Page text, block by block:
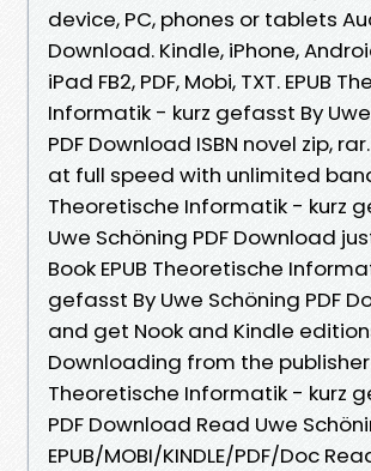
device, PC, phones or tablets
Download. Kindle, iPhone,
iPad FB2, PDF, Mobi, TXT. EPUB
Informatik - kurz gefasst By
PDF Download ISBN novel zip,
at full speed with unlimited
Theoretische Informatik - kurz
Uwe Schöning PDF Download
Book EPUB Theoretische
gefasst By Uwe Schöning PDF
and get Nook and Kindle
Downloading from the publisher
Theoretische Informatik - kurz
PDF Download Read Uwe
EPUB/MOBI/KINDLE/PDF/Doc